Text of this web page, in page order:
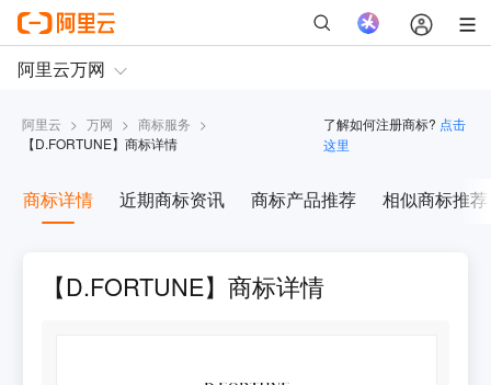
阿里云 > 万网 > 商标服务 >
【D.FORTUNE】商标详情
了解如何注册商标? 点击
这里
商标详情 近期商标资讯 商标产品推荐 相似商标推荐
【D.FORTUNE】商标详情